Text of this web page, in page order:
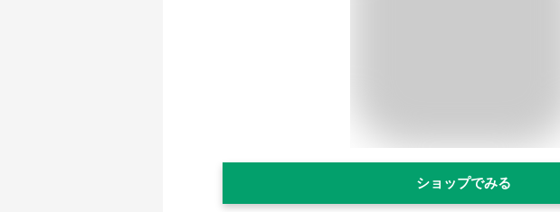
ショップでみる